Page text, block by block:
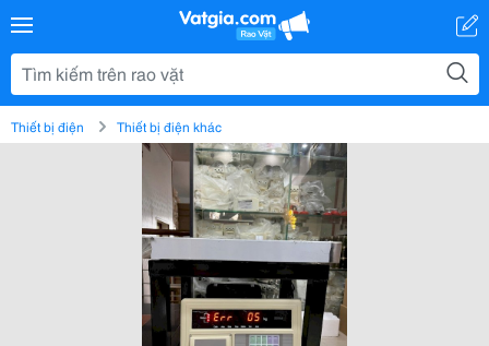
Thiết bị điện Thiết bị điện khác